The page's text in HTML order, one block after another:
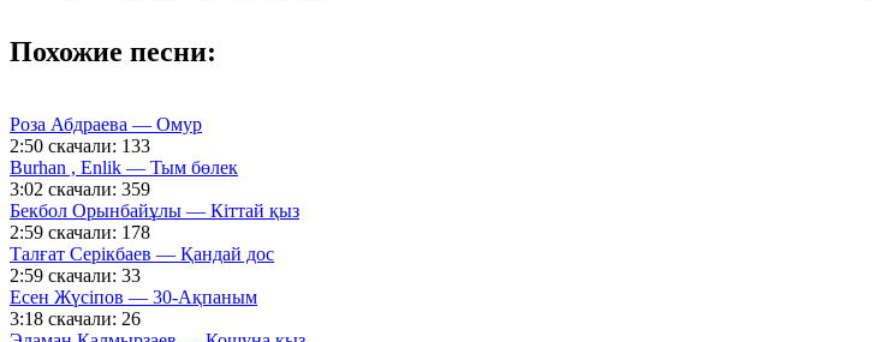
Похожие песни:
Роза Абдраева — Омур
2:50 скачали: 133
Burhan , Enlik — Тым бөлек
3:02 скачали: 359
Бекбол Орынбайұлы — Кіттай қыз
2:59 скачали: 178
Талғат Серікбаев — Қандай дос
2:59 скачали: 33
Есен Жүсіпов — 30-Ақпаным
3:18 скачали: 26